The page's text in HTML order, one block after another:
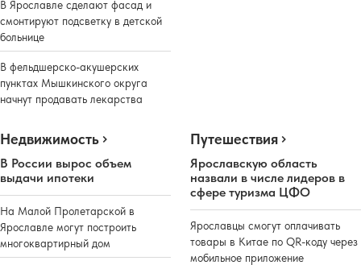
В Ярославле сделают фасад и
смонтируют подсветку в детской
больнице
В фельдшерско-акушерских
пунктах Мышкинского округа
начнут продавать лекарства
Недвижимость
В России вырос объем
выдачи ипотеки
На Малой Пролетарской в
Ярославле могут построить
многоквартирный дом
Путешествия
Ярославскую область
назвали в числе лидеров в
сфере туризма ЦФО
Ярославцы смогут оплачивать
товары в Китае по QR-коду через
мобильное приложение